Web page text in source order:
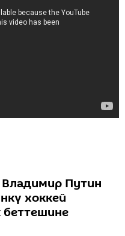
Путин
хоккей